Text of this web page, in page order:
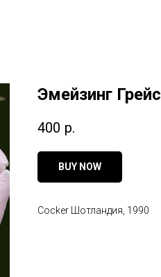
Эмейзинг Грейс
400 р.
BUY NOW
Cocker Шотландия, 1990